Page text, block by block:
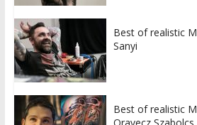
Best of realistic
Sanyi
Best of realistic